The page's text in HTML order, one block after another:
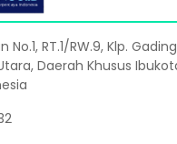
RT.1/RW.9, Klp.
Daerah Khusus